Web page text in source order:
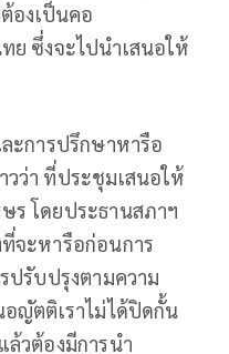
องเป็นคอ
ย ซึ่งจะไปนำเสนอให้
ละการปรึกษาหารือ
ว่า ที่ประชุมเสนอให้
ร โดยประธานสภาฯ
จะหารือก่อนการ
ปรับปรุงตามความ
อญัตติเราไม่ได้ปิดกั้น
ล้วต้องมีการนำ